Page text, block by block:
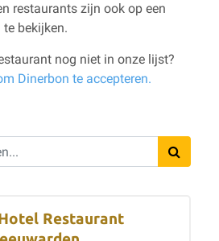
restaurants zijn ook op een
te bekijken.
nog niet in onze lijst?
Dinerbon te accepteren.
Restaurant